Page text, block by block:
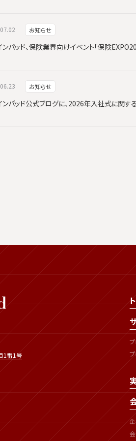
お知らせ
ンパッド、保険業界向けイベント「保険
お知らせ
ンパッド公式ブログに、2026年入社式に関す
プ
プ
1番1号